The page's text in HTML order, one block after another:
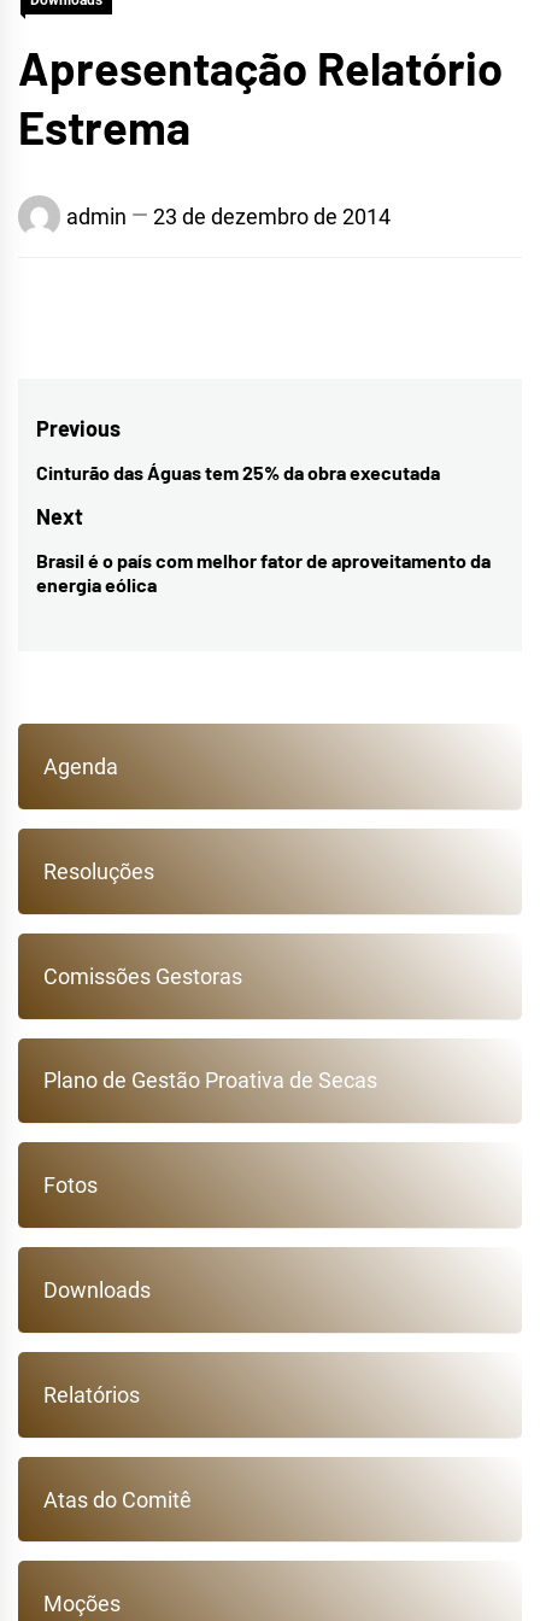
Apresentação Relatório
Estrema
admin 23 de dezembro de 2014
Navegação
de
Post
Previous
Previous
post:
Cinturão das Águas tem 25% da obra executada
Next
Next
post:
Brasil é o país com melhor fator de aproveitamento da
energia eólica
Agenda
Resoluções
Comissões Gestoras
Plano de Gestão Proativa de Secas
Fotos
Downloads
Relatórios
Atas do Comitê
Moções